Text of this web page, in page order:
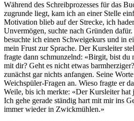
Während des Schreibprozesses für das
zugrunde liegt, kam ich an einer Stelle
Motivation blieb auf der Strecke, ich
Unvermögen, suchte nach Gründen
besuchte ich einen Schweigekurs und in
mein Frust zur Sprache. Der Kursleiter
fragte dann schmunzelnd: «Birgit, bist du
mit dir? Geht es nicht etwas
zunächst gar nichts anfangen. Seine
Weichspüler-Fragen an. Wieso fragte er
Weile, bis ich merkte: «Der Kursleiter hat
Ich gehe gerade ständig hart mit mir ins
immer wieder in Zwickmühlen.»